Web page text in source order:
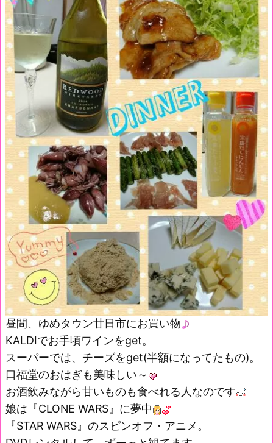
昼間、ゆめタウン廿日市にお買い物
KALDIでお手頃ワインをget。
スーパーでは、チーズをget(半額になってたもの)。
口福堂のおはぎも美味しい～
お酒飲みながら甘いものも食べれる人なのです
娘は『CLONE WARS』に夢中
『STAR WARS』のスピンオフ・アニメ。